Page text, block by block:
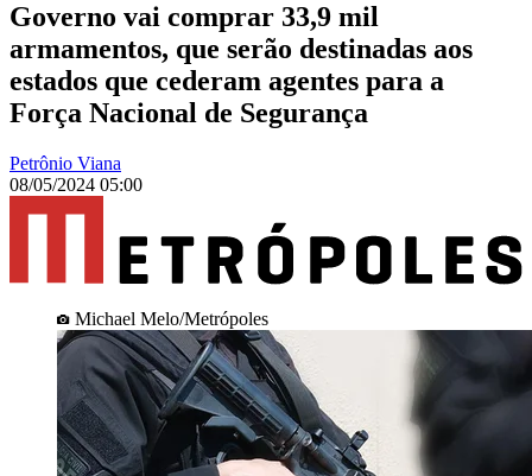
Governo vai comprar 33,9 mil
armamentos, que serão destinadas aos
estados que cederam agentes para a
Força Nacional de Segurança
Petrônio Viana
08/05/2024 05:00
Michael Melo/Metrópoles